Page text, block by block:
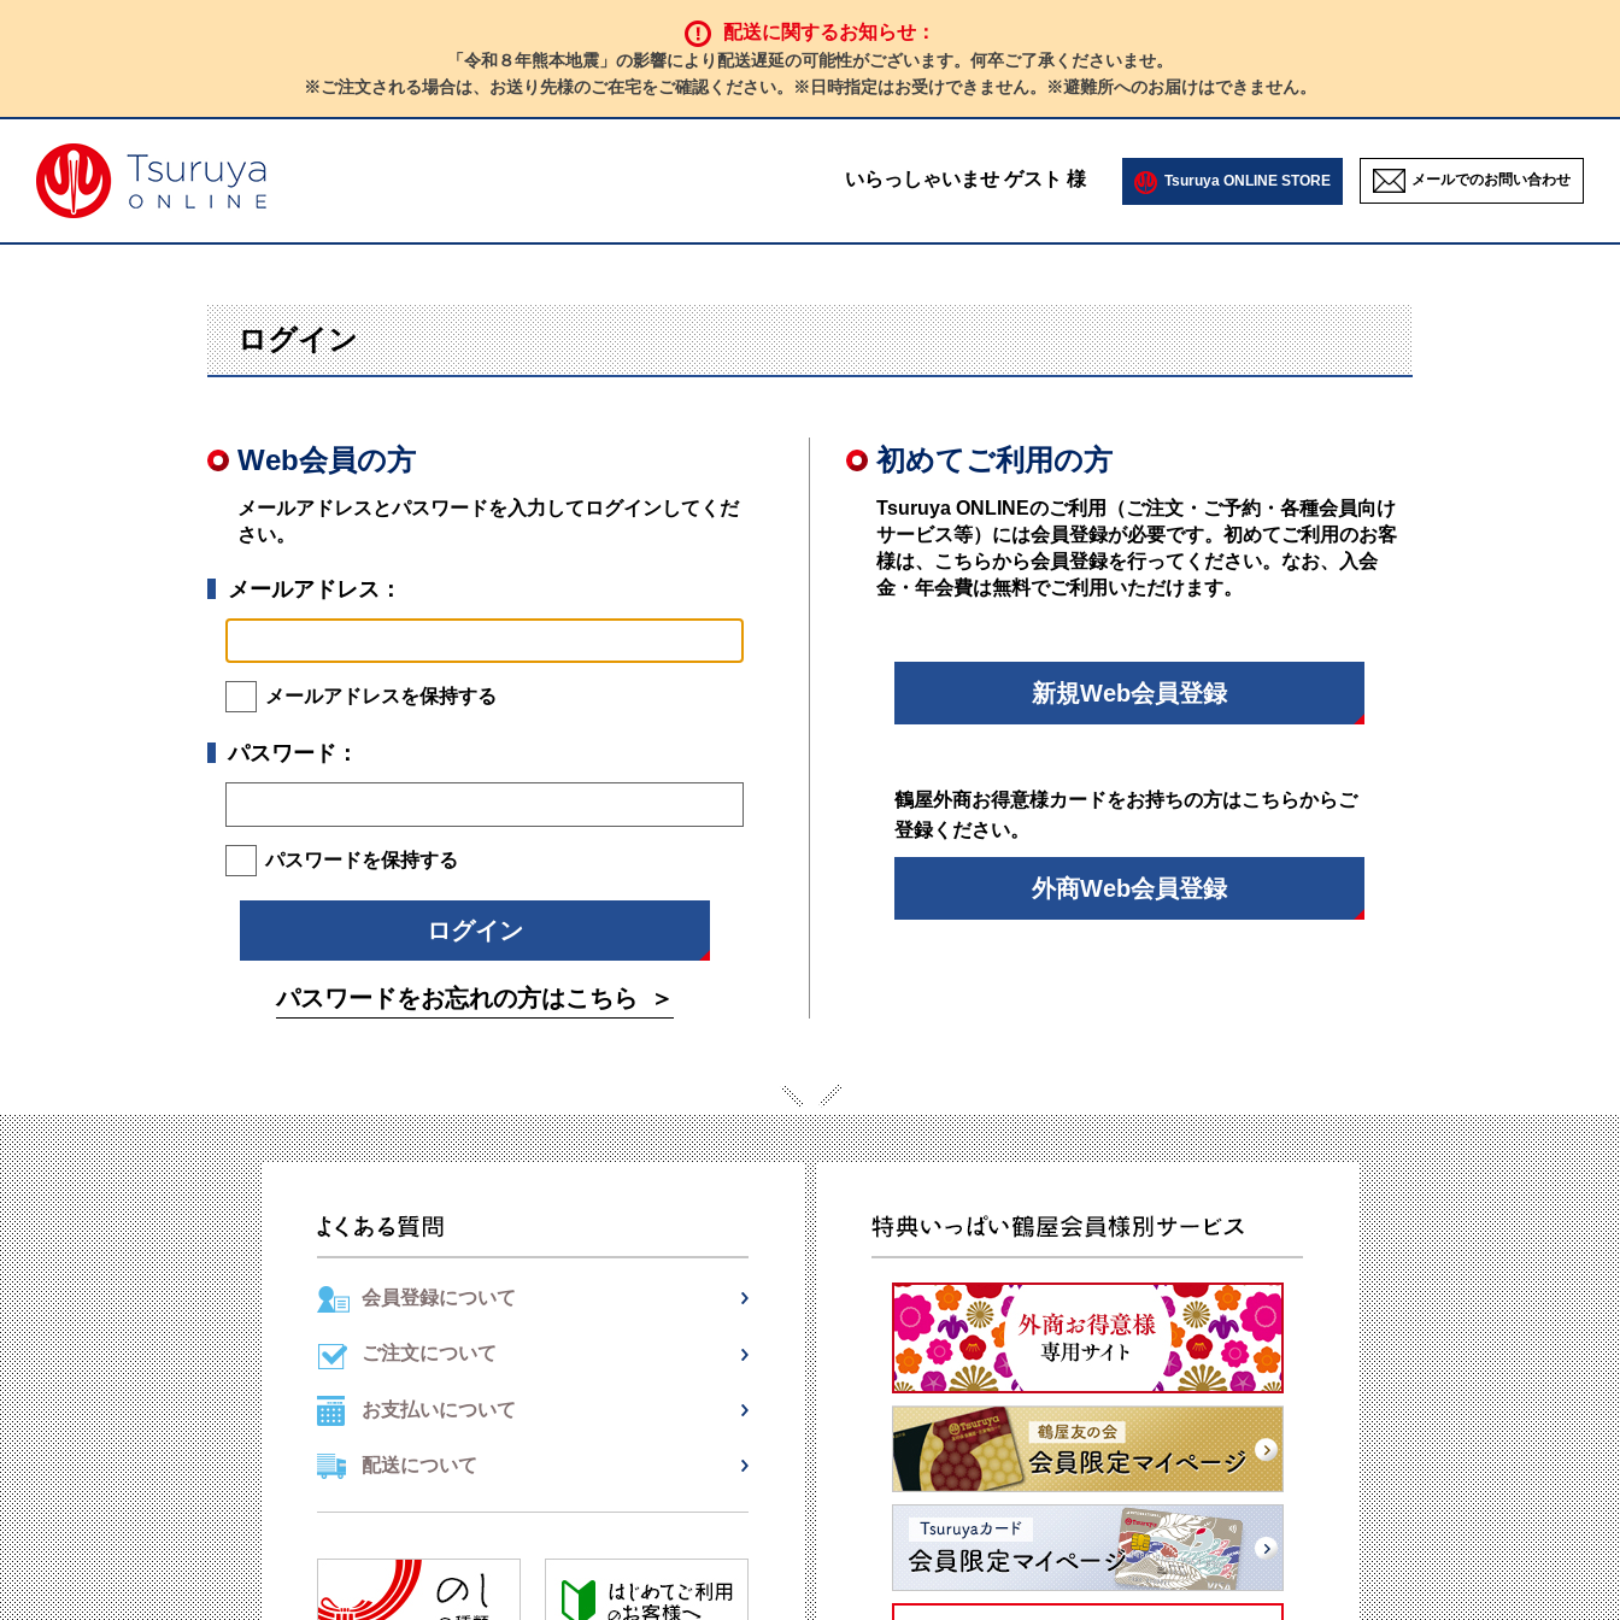
配送に関するお知らせ：
「令和８年熊本地震」の影響により配送遅延の可能性がございます。何卒ご了承くださいませ。
※ご注文される場合は、お送り先様のご在宅をご確認ください。※日時指定はお受けできません。※避難所へのお届けはできません。
いらっしゃいませ ゲスト 様 Tsuruya ONLINE STORE メールでのお問い合わせ
ログイン
Web会員の方
メールアドレスとパスワードを入力してログインしてくだ
さい。
メールアドレス：
メールアドレスを保持する
パスワード：
パスワードを保持する
パスワードをお忘れの方はこちら
初めてご利用の方
Tsuruya ONLINEのご利用（ご注文・ご予約・各種会員向け
サービス等）には会員登録が必要です。初めてご利用のお客
様は、こちらから会員登録を行ってください。なお、入会
金・年会費は無料でご利用いただけます。
新規Web会員登録
鶴屋外商お得意様カードをお持ちの方はこちらからご
登録ください。
外商Web会員登録
会員登録について
ご注文について
お支払いについて
配送について